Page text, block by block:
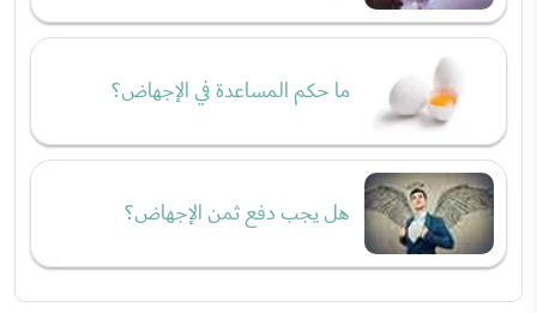
ما حكم المساعدة في الإجهاض؟
هل يجب دفع ثمن الإجهاض؟